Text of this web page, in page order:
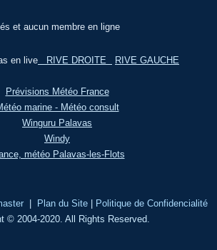
et aucun membre en ligne
en live RIVE DROITE RIVE GAUCHE
Prévisions Météo France
marine - Météo consult
Winguru Palavas
Windy
météo Palavas-les-Flots
| Plan du Site|
Politique de Confidencialité
© 2004-2020. All Rights Reserved.